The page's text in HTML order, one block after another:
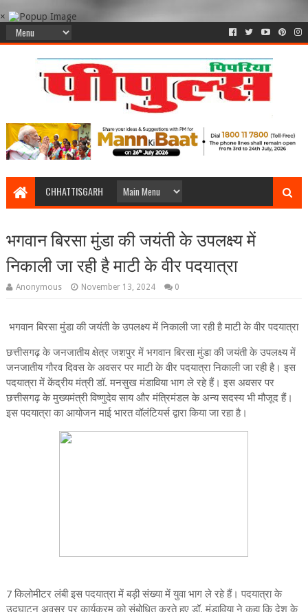
×
CHHATTISGARH
भगवान बिरसा मुंडा की जयंती के उपलक्ष्य में
निकाली जा रही है माटी के वीर पदयात्रा
Anonymous November 13, 2024 0
भगवान बिरसा मुंडा की जयंती के उपलक्ष्य में निकाली जा रही है माटी के वीर पदयात्रा
छत्तीसगढ़ के जनजातीय क्षेत्र जशपुर में भगवान बिरसा मुंडा की जयंती के उपलक्ष्य में
जनजातीय गौरव दिवस के अवसर पर माटी के वीर पदयात्रा निकाली जा रही है। इस
पदयात्रा में केंद्रीय मंत्री डॉ. मनसुख मंडाविया भाग ले रहे हैं। इस अवसर पर
छत्तीसगढ़ के मुख्यमंत्री विष्णुदेव साय और मंत्रिमंडल के अन्य सदस्य भी मौजूद हैं।
इस पदयात्रा का आयोजन माई भारत वॉलंटियर्स द्वारा किया जा रहा है।
7 किलोमीटर लंबी इस पदयात्रा में बड़ी संख्या में युवा भाग ले रहे हैं। पदयात्रा के